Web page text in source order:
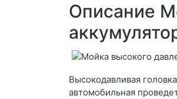
Описание
Высокодавливая
автомобильная